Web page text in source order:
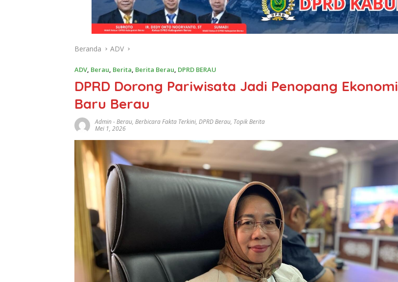
Beranda ADV
ADV, Berau, Berita, Berita Berau, DPRD BERAU
DPRD Dorong Pariwisata Jadi Penopang Ekonomi
Baru Berau
Admin-Berau, Berbicara Fakta Terkini, DPRD Berau, Topik Berita
Mei 1, 2026